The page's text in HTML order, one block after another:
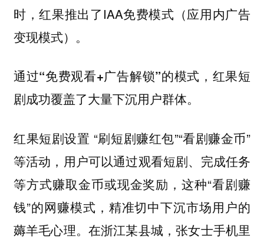
时，红果推出了IAA免费模式（应用内广告
变现模式）。
通过“免费观看+广告解锁”的模式，红果短
剧成功覆盖了大量下沉用户群体。
红果短剧设置 “刷短剧赚红包”“看剧赚金币”
等活动，用户可以通过观看短剧、完成任务
等方式赚取金币或现金奖励，这种“看剧赚
钱”的网赚模式，精准切中下沉市场用户的
薅羊毛心理。在浙江某县城，张女士手机里